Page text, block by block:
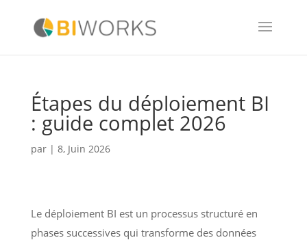
Étapes du déploiement BI
: guide complet 2026
par | 8, Juin 2026
Le déploiement BI est un processus structuré en
phases successives qui transforme des données